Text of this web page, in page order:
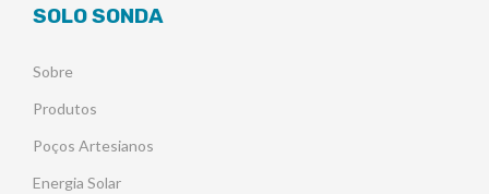
SOLO SONDA
Sobre
Produtos
Poços Artesianos
Energia Solar